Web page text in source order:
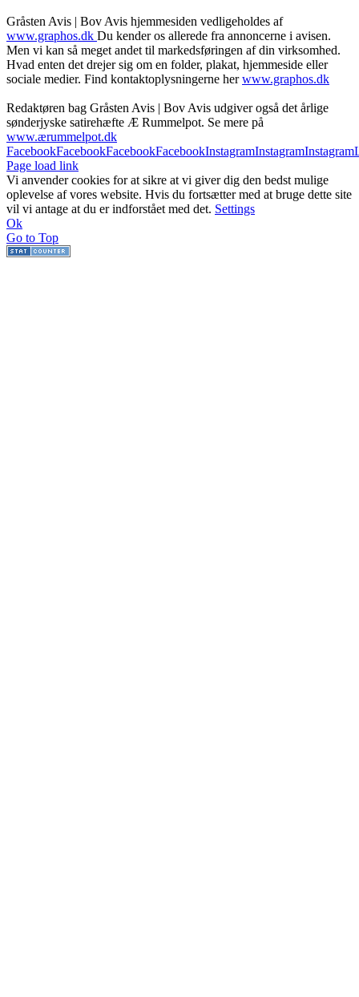
Gråsten Avis | Bov Avis hjemmesiden vedligeholdes af
www.graphos.dk Du kender os allerede fra annoncerne i avisen.
Men vi kan så meget andet til markedsføringen af din virksomhed.
Hvad enten det drejer sig om en folder, plakat, hjemmeside eller
sociale medier. Find kontaktoplysningerne herwww.graphos.dk
Redaktøren bag Gråsten Avis | Bov Avis udgiver også det årlige
sønderjyske satirehæfte Æ Rummelpot. Se mere på
www.ærummelpot.dk
FacebookFacebookFacebookFacebookInstagramInstagramInstagram
Page load link
Vi anvender cookies for at sikre at vi giver dig den bedst mulige
oplevelse af vores website. Hvis du fortsætter med at bruge dette site
vil vi antage at du er indforstået med det. Settings
Ok
Go to Top